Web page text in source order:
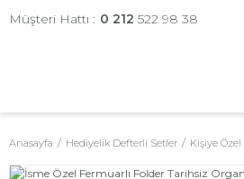
Müşteri Hattı : 0 212 522 98 38
Anasayfa Hediyelik Defterli Setler Kişiye